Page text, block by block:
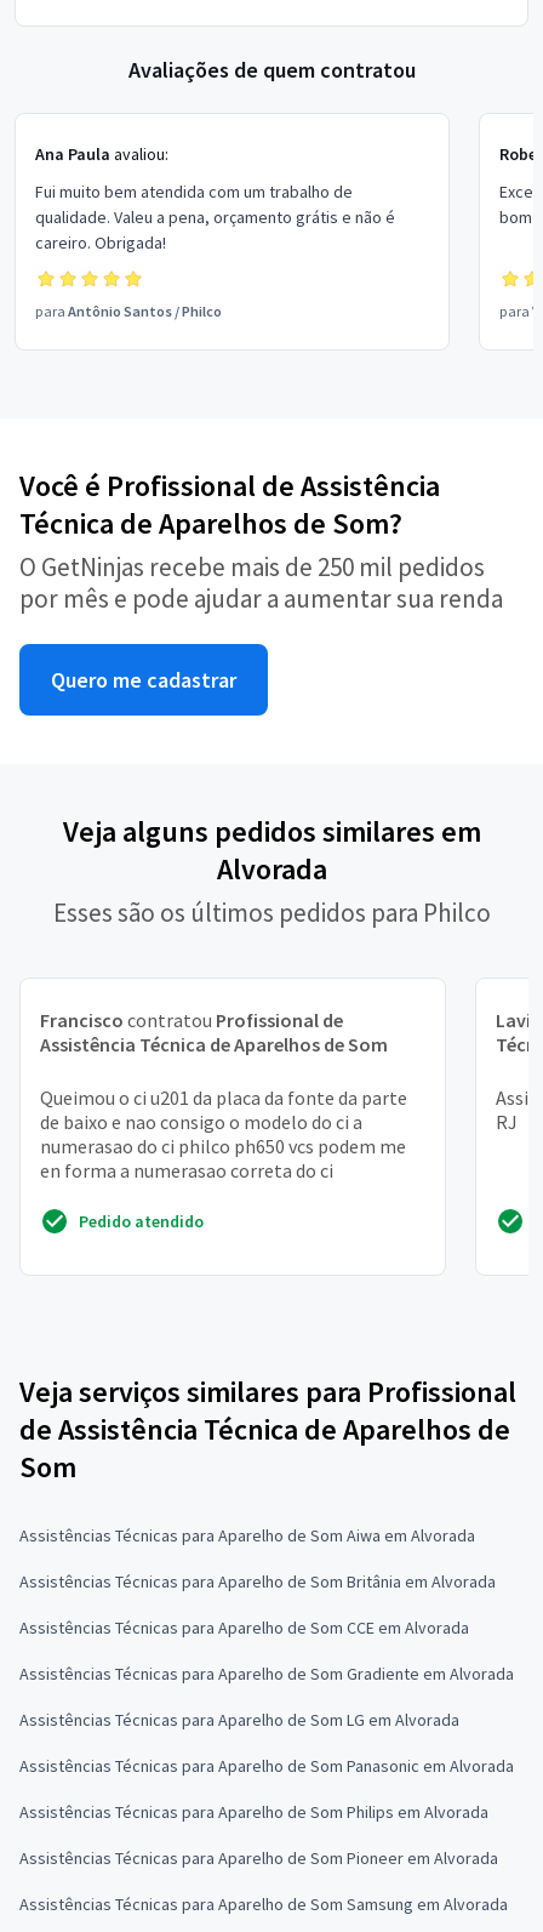
Avaliações de quem contratou
Ana Paula avaliou:
Fui muito bem atendida com um trabalho de
qualidade. Valeu a pena, orçamento grátis e não é
careiro. Obrigada!
para Antônio Santos /Philco
bom
para
Você é Profissional de Assistência
Técnica de Aparelhos de Som?
O GetNinjas recebe mais de 250 mil pedidos
por mês e pode ajudar a aumentar sua renda
Quero me cadastrar
Veja alguns pedidos similares em
Alvorada
Esses são os últimos pedidos para Philco
Francisco contratou Profissional de
Assistência Técnica de Aparelhos de Som
Queimou o ci u201 da placa da fonte da parte
de baixo e nao consigo o modelo do ci a
numerasao do ci philco ph650 vcs podem me
en forma a numerasao correta do ci
Pedido atendido
RJ
Veja serviços similares para Profissional
de Assistência Técnica de Aparelhos de
Som
Assistências Técnicas para Aparelho de Som Aiwa em Alvorada
Assistências Técnicas para Aparelho de Som Britânia em Alvorada
Assistências Técnicas para Aparelho de Som CCE em Alvorada
Assistências Técnicas para Aparelho de Som Gradiente em Alvorada
Assistências Técnicas para Aparelho de Som LG em Alvorada
Assistências Técnicas para Aparelho de Som Panasonic em Alvorada
Assistências Técnicas para Aparelho de Som Philips em Alvorada
Assistências Técnicas para Aparelho de Som Pioneer em Alvorada
Assistências Técnicas para Aparelho de Som Samsung em Alvorada